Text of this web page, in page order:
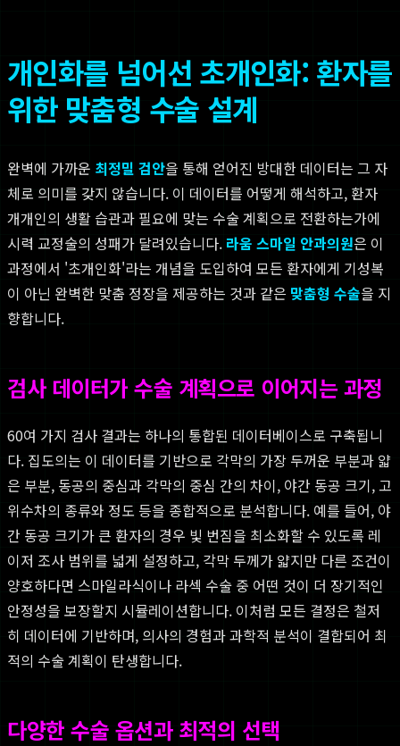
개인화를 넘어선 초개인화: 환자를
위한 맞춤형 수술 설계
완벽에 가까운 최정밀 검안을 통해 얻어진 방대한 데이터는 그 자
체로 의미를 갖지 않습니다. 이 데이터를 어떻게 해석하고, 환자
개개인의 생활 습관과 필요에 맞는 수술 계획으로 전환하는가에
시력 교정술의 성패가 달려있습니다. 라움 스마일 안과의원은 이
과정에서 '초개인화'라는 개념을 도입하여 모든 환자에게 기성복
이 아닌 완벽한 맞춤 정장을 제공하는 것과 같은 맞춤형 수술을 지
향합니다.
검사 데이터가 수술 계획으로 이어지는 과정
60여 가지 검사 결과는 하나의 통합된 데이터베이스로 구축됩니
다. 집도의는 이 데이터를 기반으로 각막의 가장 두꺼운 부분과 얇
은 부분, 동공의 중심과 각막의 중심 간의 차이, 야간 동공 크기, 고
위수차의 종류와 정도 등을 종합적으로 분석합니다. 예를 들어, 야
간 동공 크기가 큰 환자의 경우 빛 번짐을 최소화할 수 있도록 레
이저 조사 범위를 넓게 설정하고, 각막 두께가 얇지만 다른 조건이
양호하다면 스마일라식이나 라섹 수술 중 어떤 것이 더 장기적인
안정성을 보장할지 시뮬레이션합니다. 이처럼 모든 결정은 철저
히 데이터에 기반하며, 의사의 경험과 과학적 분석이 결합되어 최
적의 수술 계획이 탄생합니다.
다양한 수술 옵션과 최적의 선택